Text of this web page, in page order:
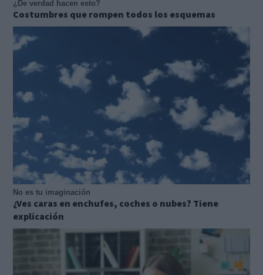
¿De verdad hacen esto?
Costumbres que rompen todos los esquemas
No es tu imaginación
¿Ves caras en enchufes, coches o nubes? Tiene
explicación